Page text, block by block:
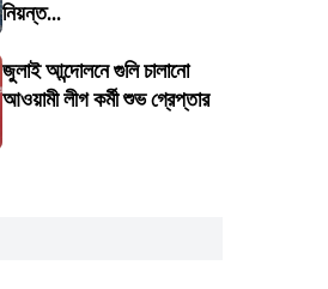
নিয়ন্ত...
জুলাই আন্দোলনে গুলি চালানো
আওয়ামী লীগ কর্মী শুভ গ্রেপ্তার